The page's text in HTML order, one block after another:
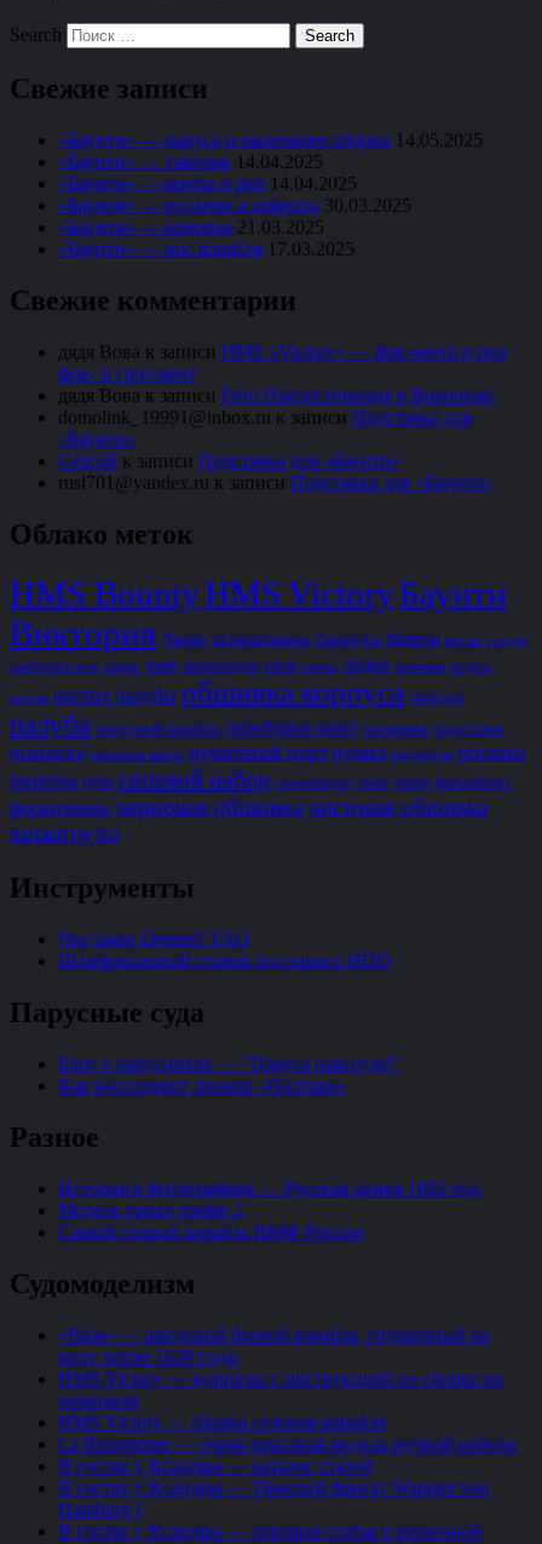
Search
Свежие записи
«Баунти» — паруса и окончание сборки 14.05.2025
«Баунти» — такелаж 14.04.2025
«Баунти» — мачты и реи 14.04.2025
«Баунти» — руслени и юферсы 30.03.2025
«Баунти» — шлюпка 21.03.2025
«Баунти» — нос корабля 17.03.2025
Свежие комментарии
дядя Вова к записи HMS «Victory» — фок-мачта и реи
фок- и грот-мачт
дядя Вова к записи Гото Предестинация в Воронеже
domolink_19991@inbox.ru к записи Подставка для
«Баунти»
Сергей к записи Подставка для «Баунти»
rusl701@yandex.ru к записи Подставка для «Баунти»
Облако меток
HMS BountyHMS VictoryБаунти
Виктория Двери ахтерштевень бархоуты бимсы весла гондек
камбузная печь каркас каяк квартердек киль клюзы лодка малковка модель
нагели настил палубы обшивка корпуса опердек
палуба парусный корабль переборки кают планширь подставка
покраска помповая шахта пушечный порт пушка пяртнерсы реплика
решетка руль силовой набор топтимберсы трап трюм фальшборт
форштевень черновая обшивкачистовая обшивка
шпангоуты
Инструменты
Что такое Dremel? FAQ
Шлифовальный станок из старого HDD
Парусные суда
Блог о парусниках — "Паруса навсегда!"
Как воссоздают линкор «Полтава»
Разное
История в фотографиях — Русская армия 1892 год.
Модель триал трофи 2
Самый старый корабль ВМФ России
Судомоделизм
«Ва́за» — шведский боевой корабль, спущенный на
воду летом 1628 года.
HMS Victory — журналы с инструкцией по сборке на
немецком
HMS Victory — сборка сечения корабля
La Renommee — очень красивая модель ручной работы
В гостях у Ксандры — каталог статей
В гостях у Ксандры — Тяжелый фрегат Wappen von
Hamburg I
В гостях у Ксандры — хорошая статья о различной